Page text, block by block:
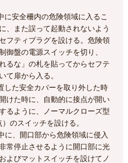
安全柵内の危険領域に入るこ
、また誤って起動されないよう
フティプラグを設ける。危険領
御盤の電源スイッチを切り、
るな」の札を貼ってからセフテ
て扉から入る。
た安全カバーを取り外した時
けた時に、自動的に接点が開い
るように、ノーマルクローズ型
のスイッチを設ける。
、開口部から危険領域に侵入
常停止させるように開口部に光
よびマットスイッチを設けてノ